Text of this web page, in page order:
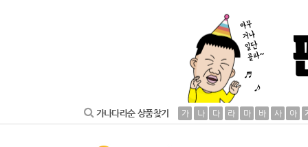
가나다라순 상품찾기 가 나 다 라 마 바 사 아